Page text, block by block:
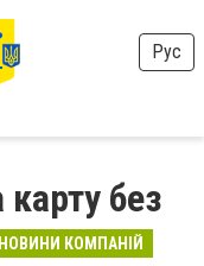
Рус
без
НОВИНИ КОМПАНІЙ